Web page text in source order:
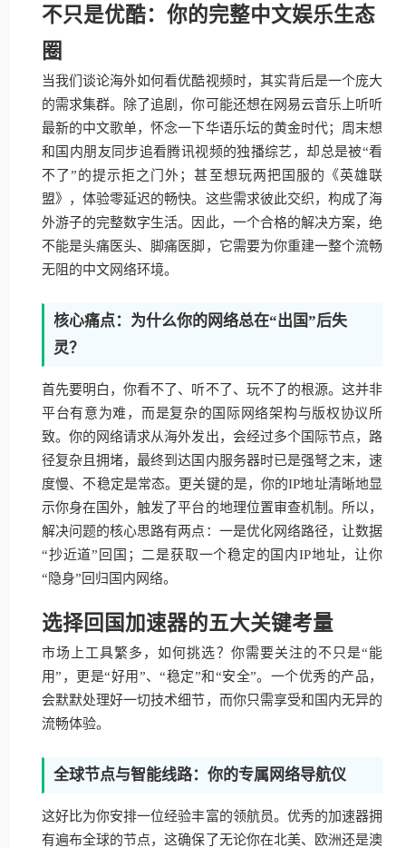
不只是优酷：你的完整中文娱乐生态
圈
当我们谈论海外如何看优酷视频时，其实背后是一个庞大
的需求集群。除了追剧，你可能还想在网易云音乐上听听
最新的中文歌单，怀念一下华语乐坛的黄金时代；周末想
和国内朋友同步追看腾讯视频的独播综艺，却总是被“看
不了”的提示拒之门外；甚至想玩两把国服的《英雄联
盟》，体验零延迟的畅快。这些需求彼此交织，构成了海
外游子的完整数字生活。因此，一个合格的解决方案，绝
不能是头痛医头、脚痛医脚，它需要为你重建一整个流畅
无阻的中文网络环境。
核心痛点：为什么你的网络总在“出国”后失
灵？
首先要明白，你看不了、听不了、玩不了的根源。这并非
平台有意为难，而是复杂的国际网络架构与版权协议所
致。你的网络请求从海外发出，会经过多个国际节点，路
径复杂且拥堵，最终到达国内服务器时已是强弩之末，速
度慢、不稳定是常态。更关键的是，你的IP地址清晰地显
示你身在国外，触发了平台的地理位置审查机制。所以，
解决问题的核心思路有两点：一是优化网络路径，让数据
“抄近道”回国；二是获取一个稳定的国内IP地址，让你
“隐身”回归国内网络。
选择回国加速器的五大关键考量
市场上工具繁多，如何挑选？你需要关注的不只是“能
用”，更是“好用”、“稳定”和“安全”。一个优秀的产品，
会默默处理好一切技术细节，而你只需享受和国内无异的
流畅体验。
全球节点与智能线路：你的专属网络导航仪
这好比为你安排一位经验丰富的领航员。优秀的加速器拥
有遍布全球的节点，这确保了无论你在北美、欧洲还是澳